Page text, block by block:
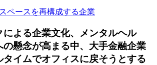
ペースを再構成する企業
による企業文化、メンタルヘル
の懸念が高まる中、大手金融企業
タイムでオフィスに戻そうとする